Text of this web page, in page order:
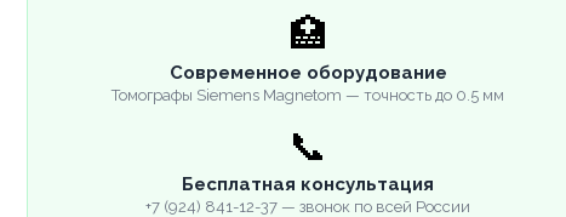
🏥
Современное оборудование
Томографы Siemens Magnetom — точность до 0.5 мм
📞
Бесплатная консультация
+7 (924) 841-12-37 — звонок по всей России